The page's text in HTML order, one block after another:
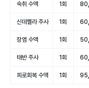
숙취 수액 1회
신데렐라 주사 1회
장염 수액 1회
태반 주사 1회
피로회복 수액 1회